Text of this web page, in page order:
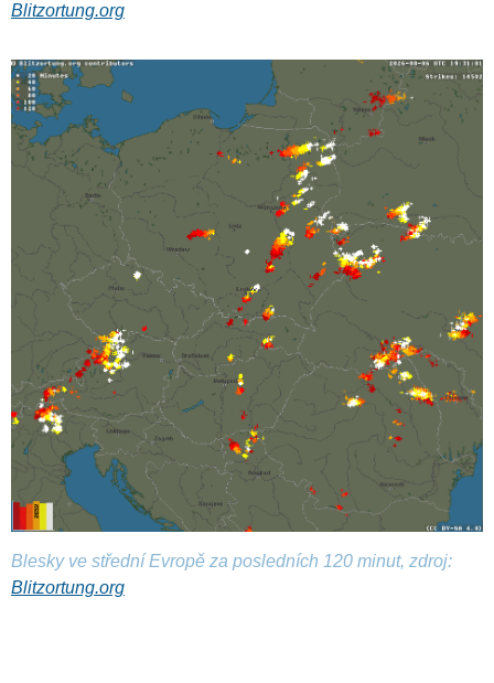
Blitzortung.org
Blesky ve střední Evropě za posledních 120 minut, zdroj:
Blitzortung.org